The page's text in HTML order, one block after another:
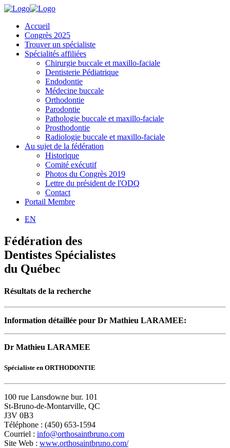
Accueil
Congrès 2025
Trouver un spécialiste
Spécialités affiliées
Chirurgie buccale et maxillo-faciale
Dentisterie Pédiatrique
Endodontie
Médecine buccale
Orthodontie
Parodontie
Pathologie buccale et maxillo-faciale
Prosthodontie
Radiologie buccale et maxillo-faciale
Au sujet de la fédération
Historique
Comité exécutif
Photos du Congrès 2019
Lettre du président de l'ODQ
Contact
Portail Membre
EN
Fédération des
Dentistes Spécialistes
du Québec
Résultats de la recherche
Information détaillée pour Dr Mathieu LARAMEE:
Dr Mathieu LARAMEE
Spécialiste en ORTHODONTIE
100 rue Lansdowne bur. 101
St-Bruno-de-Montarville, QC
J3V 0B3
Téléphone : (450) 653-1594
Courriel : info@orthosaintbruno.com
Site Web : www.orthosaintbruno.com/